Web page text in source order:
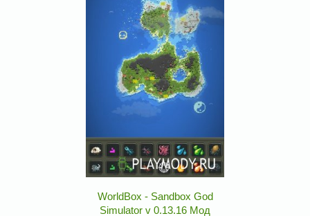
WorldBox - Sandbox God
Simulator v 0.13.16 Мод